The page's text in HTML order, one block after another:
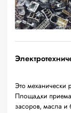
Это механически
Площадки приема
засоров, масла и